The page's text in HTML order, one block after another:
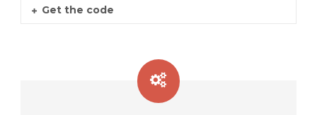
Get the code